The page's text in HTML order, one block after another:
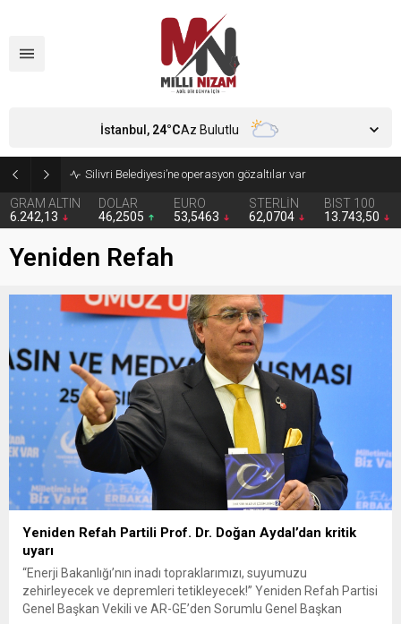
Silivri Belediyesi’ne operasyon gözaltılar var
GRAM ALTIN
6.242,13
DOLAR
46,2505
EURO
53,5463
STERLİN
62,0704
BIST 100
13.743,50
İstanbul, 24°CAz Bulutlu
Yeniden Refah
Yeniden Refah Partili Prof. Dr. Doğan Aydal’dan kritik
uyarı
“Enerji Bakanlığı’nın inadı topraklarımızı, suyumuzu
zehirleyecek ve depremleri tetikleyecek!” Yeniden Refah Partisi
Genel Başkan Vekili ve AR-GE’den Sorumlu Genel Başkan